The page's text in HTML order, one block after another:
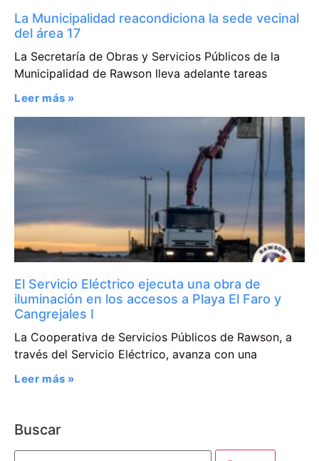
La Municipalidad reacondiciona la sede vecinal
del área 17
La Secretaría de Obras y Servicios Públicos de la
Municipalidad de Rawson lleva adelante tareas
Leer más »
El Servicio Eléctrico ejecuta una obra de
iluminación en los accesos a Playa El Faro y
Cangrejales I
La Cooperativa de Servicios Públicos de Rawson, a
través del Servicio Eléctrico, avanza con una
Leer más »
Buscar